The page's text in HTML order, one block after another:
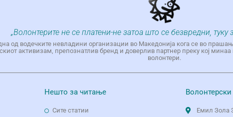
„Волонтерите не се платени-не затоа што се безвредни, туку
од водечките невладини организации во Македонија кога се во
активизам, препознатлив бренд и доверлив партнер преку кој
волонтери.
Нешто за читање
Сите статии
Емил Зола